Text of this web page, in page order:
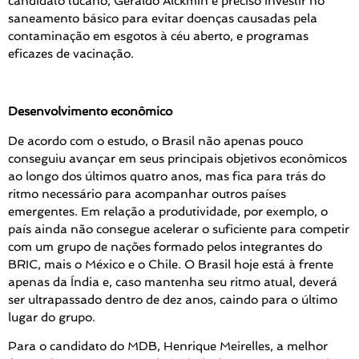
saneamento básico para evitar doenças causadas pela
contaminação em esgotos à céu aberto, e programas
eficazes de vacinação.
Desenvolvimento econômico
De acordo com o estudo, o Brasil não apenas pouco
conseguiu avançar em seus principais objetivos econômicos
ao longo dos últimos quatro anos, mas fica para trás do
ritmo necessário para acompanhar outros países
emergentes. Em relação a produtividade, por exemplo, o
país ainda não consegue acelerar o suficiente para competir
com um grupo de nações formado pelos integrantes do
BRIC, mais o México e o Chile. O Brasil hoje está à frente
apenas da Índia e, caso mantenha seu ritmo atual, deverá
ser ultrapassado dentro de dez anos, caindo para o último
lugar do grupo.
Para o candidato do MDB, Henrique Meirelles, a melhor